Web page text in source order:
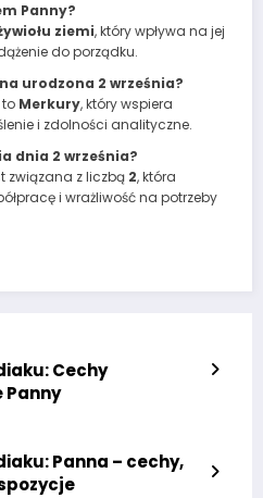
Panny?
ziemi, który wpływa na jej
do porządku.
urodzona 2 września?
Merkury, który wspiera
i zdolności analityczne.
dnia 2 września?
związana z liczbą 2, która
i wrażliwość na potrzeby
Cechy
Panna – cechy,